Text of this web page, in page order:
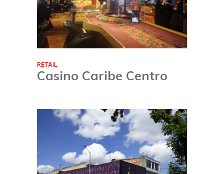
RETAIL
Casino Caribe Centro